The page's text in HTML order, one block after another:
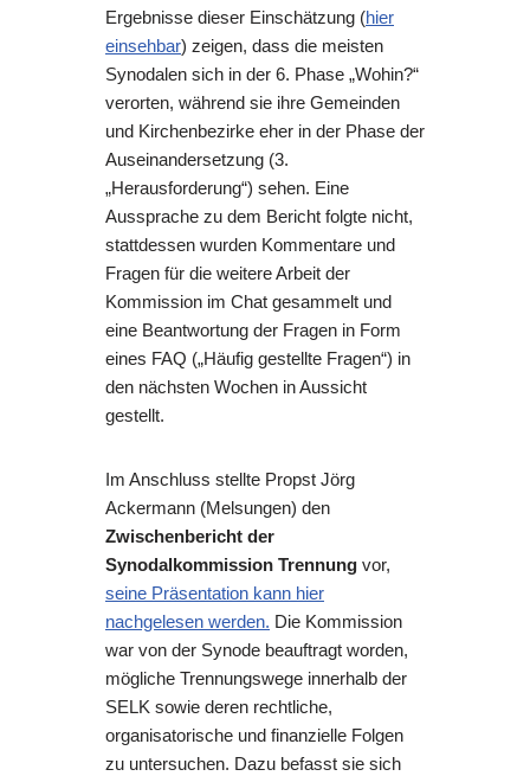
Ergebnisse dieser Einschätzung (hier
einsehbar) zeigen, dass die meisten
Synodalen sich in der 6. Phase „Wohin?“
verorten, während sie ihre Gemeinden
und Kirchenbezirke eher in der Phase der
Auseinandersetzung (3.
„Herausforderung“) sehen. Eine
Aussprache zu dem Bericht folgte nicht,
stattdessen wurden Kommentare und
Fragen für die weitere Arbeit der
Kommission im Chat gesammelt und
eine Beantwortung der Fragen in Form
eines FAQ („Häufig gestellte Fragen“) in
den nächsten Wochen in Aussicht
gestellt.
Im Anschluss stellte Propst Jörg
Ackermann (Melsungen) den
Zwischenbericht der
Synodalkommission Trennung vor,
seine Präsentation kann hier
nachgelesen werden. Die Kommission
war von der Synode beauftragt worden,
mögliche Trennungswege innerhalb der
SELK sowie deren rechtliche,
organisatorische und finanzielle Folgen
zu untersuchen. Dazu befasst sie sich